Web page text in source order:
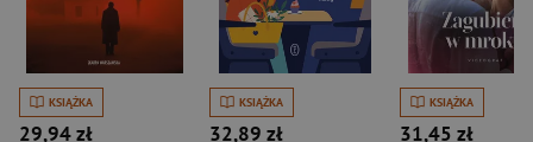
KSIĄŻKA
29,94 zł
KSIĄŻKA
32,89 zł
KSIĄŻKA
31,45 zł